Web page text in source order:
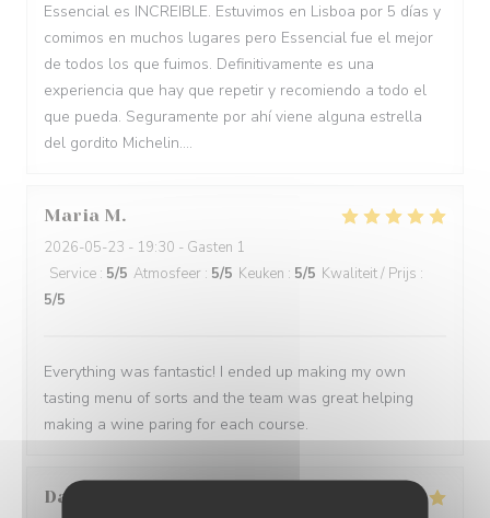
Essencial es INCREIBLE. Estuvimos en Lisboa por 5 días y
comimos en muchos lugares pero Essencial fue el mejor
de todos los que fuimos. Definitivamente es una
experiencia que hay que repetir y recomiendo a todo el
que pueda. Seguramente por ahí viene alguna estrella
del gordito Michelin....
Maria M
2026-05-23 - 19:30 - Gasten 1
Service : 5/5 Atmosfeer : 5/5 Keuken : 5/5 Kwaliteit / Prijs :
5/5
Everything was fantastic! I ended up making my own
tasting menu of sorts and the team was great helping
making a wine paring for each course.
David